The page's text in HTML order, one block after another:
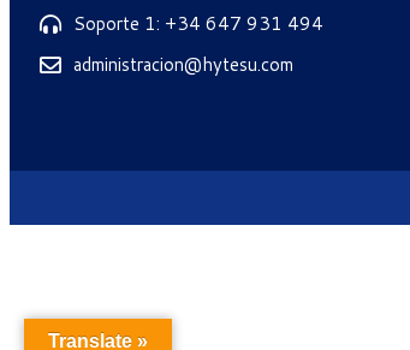
Soporte 1: +34 647 931 494
administracion@hytesu.com
Translate »